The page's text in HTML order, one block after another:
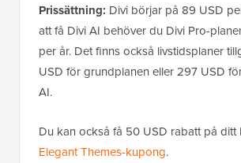
Prissättning: Divi börjar på 89 USD
att få Divi AI behöver du Divi Pro-
per år. Det finns också livstidsplaner
USD för grundplanen eller 297 USD
AI.
Du kan också få 50 USD rabatt på
Elegant Themes-kupong.